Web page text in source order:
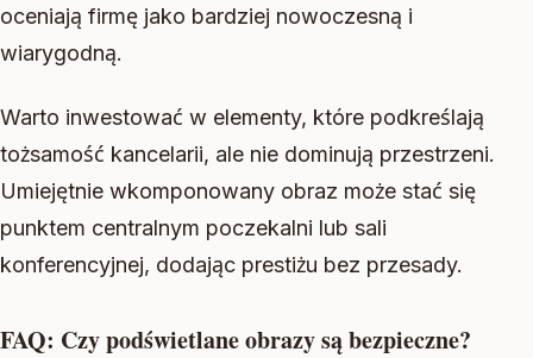
oceniają firmę jako bardziej nowoczesną i
wiarygodną.
Warto inwestować w elementy, które podkreślają
tożsamość kancelarii, ale nie dominują przestrzeni.
Umiejętnie wkomponowany obraz może stać się
punktem centralnym poczekalni lub sali
konferencyjnej, dodając prestiżu bez przesady.
FAQ: Czy podświetlane obrazy są bezpieczne?